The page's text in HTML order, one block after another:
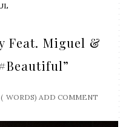
Feat. Miguel &
WORDS) ADD COMMENT